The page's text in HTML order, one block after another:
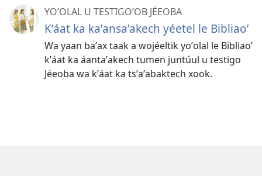
YOʼOLAL U TESTIGOʼOB JÉEOBA
Kʼáat ka kaʼansaʼakech yéetel le Bibliaoʼ
Wa yaan baʼax taak a wojéeltik yoʼolal le Bibliaoʼ
kʼáat ka áantaʼakech tumen juntúul u testigo
Jéeoba wa kʼáat ka tsʼaʼabaktech xook.